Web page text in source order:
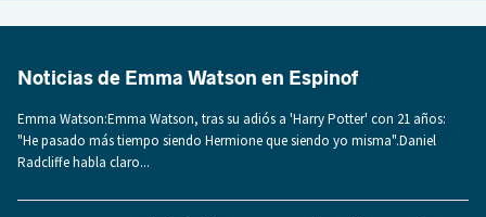
Noticias de Emma Watson en Espinof
Emma Watson:Emma Watson, tras su adiós a 'Harry Potter' con 21 años:
"He pasado más tiempo siendo Hermione que siendo yo misma".Daniel
Radcliffe habla claro...